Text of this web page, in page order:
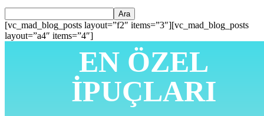
[vc_mad_blog_posts layout=”f2″ items=”3″][vc_mad_blog_posts
layout=”a4″ items=”4″]
EN ÖZEL
İPUÇLARI